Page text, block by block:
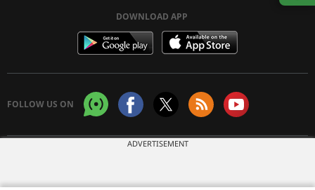
DOWNLOAD APP
FOLLOW US ON
ADVERTISEMENT